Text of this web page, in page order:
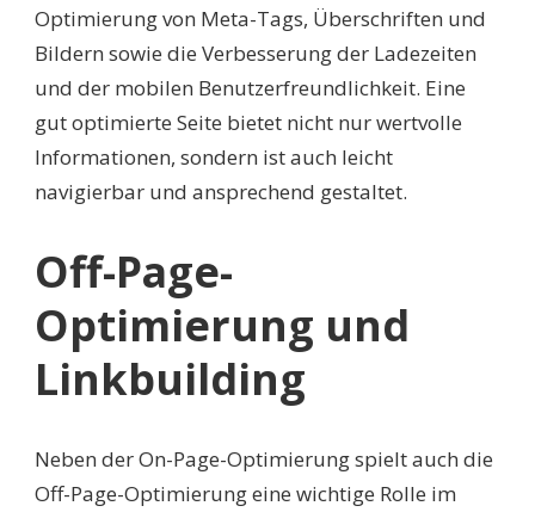
Optimierung von Meta-Tags, Überschriften und
Bildern sowie die Verbesserung der Ladezeiten
und der mobilen Benutzerfreundlichkeit. Eine
gut optimierte Seite bietet nicht nur wertvolle
Informationen, sondern ist auch leicht
navigierbar und ansprechend gestaltet.
Off-Page-
Optimierung und
Linkbuilding
Neben der On-Page-Optimierung spielt auch die
Off-Page-Optimierung eine wichtige Rolle im